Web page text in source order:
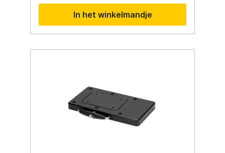
verse eieren
In het winkelmandje